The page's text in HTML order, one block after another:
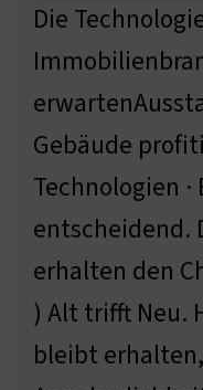
Die
Gebäude
Technologien
entscheidend.
erhalten den
) Alt trifft Neu.
bleibt